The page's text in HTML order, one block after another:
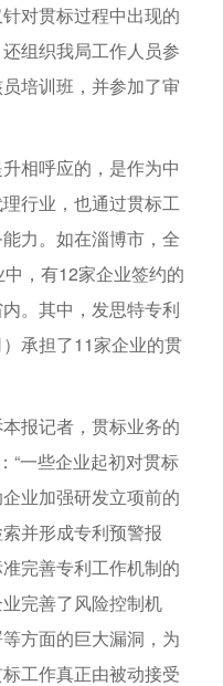
对贯标过程中出现的
组织我局工作人员参
培训班，并参加了审
相呼应的，是作为中
行业，也通过贯标工
力。如在淄博市，全
，有12家企业签约的
。其中，发思特专利
承担了11家企业的贯
报记者，贯标业务的
“一些企业起初对贯标
业加强研发立项前的
并形成专利预警报
完善专利工作机制的
完善了风险控制机
方面的巨大漏洞，为
工作真正由被动接受